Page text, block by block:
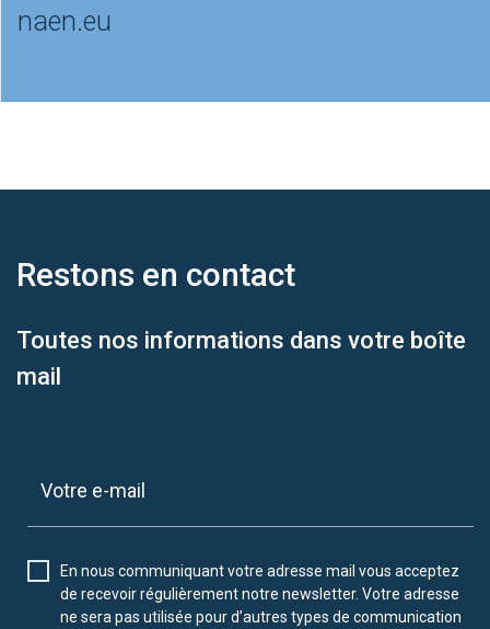
naen.eu
Restons en contact
Toutes nos informations dans votre boîte
mail
En nous communiquant votre adresse mail vous acceptez
de recevoir régulièrement notre newsletter. Votre adresse
ne sera pas utilisée pour d’autres types de communication